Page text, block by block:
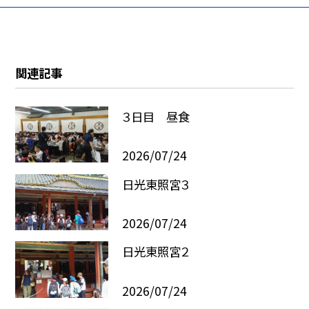
関連記事
３日目 昼食
2026/07/24
日光東照宮３
2026/07/24
日光東照宮２
2026/07/24